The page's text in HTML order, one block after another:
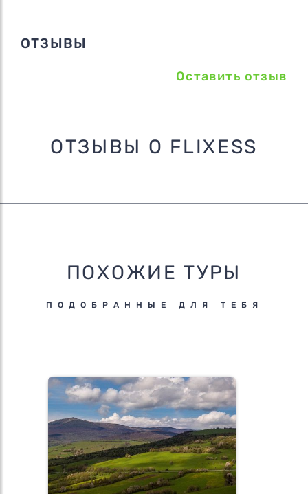
ОТЗЫВЫ
Оставить отзыв
ОТЗЫВЫ О FLIXESS
ПОХОЖИЕ ТУРЫ
ПОДОБРАННЫЕ ДЛЯ ТЕБЯ